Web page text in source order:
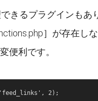
きるプラグインもあ
］が存在し
便利です。
'feed_links', 2);